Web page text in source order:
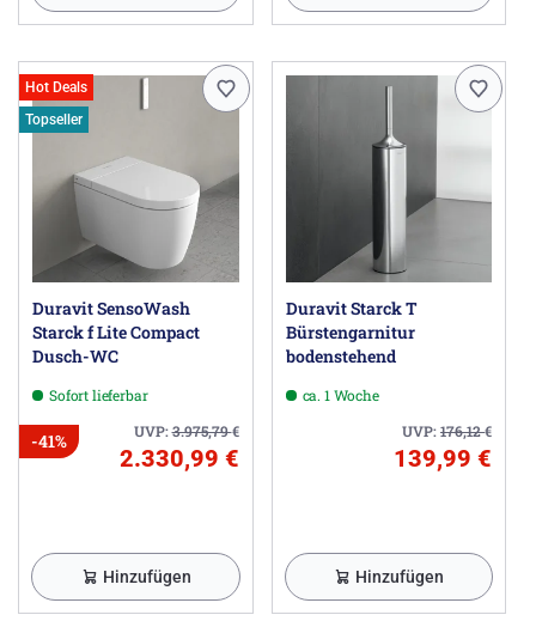
Hot Deals
Topseller
Duravit SensoWash
Starck f Lite Compact
Dusch-WC
Sofort lieferbar
UVP:3.975,79€
-41%
2.330,99 €
Hinzufügen
Duravit Starck T
Bürstengarnitur
bodenstehend
ca. 1 Woche
UVP:176,12€
139,99 €
Hinzufügen